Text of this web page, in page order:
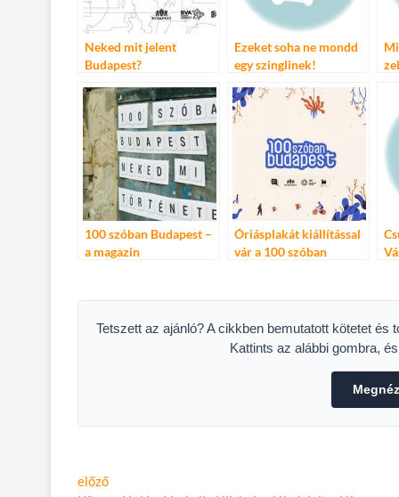
Neked mit jelent
Budapest?
Ezeket soha ne mondd
egy szinglinek!
100 szóban Budapest –
a magazin
Óriásplakát kiállítással
vár a 100 szóban
Tetszett az ajánló? A cikkben bemutatott kötetet és
Kattints az alábbi gombra,
Bejegyzés
előzőElőző